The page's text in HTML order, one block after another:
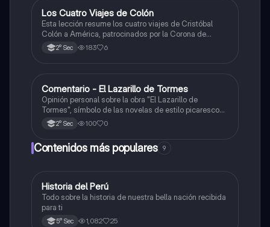
Ciencias Sociales
Los Cuatro Viajes de Colón
Esta lección resume los cuatro viajes de Cristóbal
Colón a América, patrocinados por la Corona de
Castilla, destacando sus objetivos, rutas y
descubrimientos.
2° Sec 183 6
Castellano
Comentario - El Lazarillo de Tormes
Opinión personal sobre la obra "El Lazarillo de
Tormes", símbolo de las novelas de estilo picaresco
en la literatura española.
2° Sec 100 0
Contenidos más populares 9
Ciencias Sociales
Historia del Perú
Todo sobre la historia de nuestra bella nación recibida
para ti
5° Sec 1,082 25